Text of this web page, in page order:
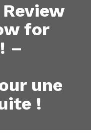
for
–
une
!